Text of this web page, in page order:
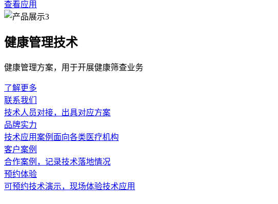
表明，采购决策应基于明确的医疗机构应用场景，而非单纯追求技术参数的堆
在操作使用环节，该科室的医护人员发现，设备的操作便捷性与数据稳定
位摆放、探头放置角度及信号采集技巧。同时，科室制定了内部操作规范
操作不当导致的数据误差。值得注意的是，提供的设备在信号稳定性和用户
关于设备的保养与维护，该医院建立了定期维护计划，包括每日使用后的
度下降的问题，并联系供应商进行更换，避免了潜在的数据偏差。此外，
长期较好运行不仅依赖于产品质量，更需要规范的日常管理与及时的售后支持
超声经颅多普勒血流分析仪 采购选型
上一问：超声经颅多普勒血流分析仪如何选
相关问答